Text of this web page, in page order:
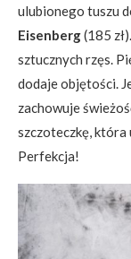
ulubionego tuszu
Eisenberg(185
sztucznych rzęs.
dodaje objętości.
zachowuje
szczoteczkę, która
Perfekcja!